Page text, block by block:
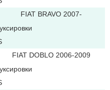
FIAT BRAVO 2007-
FIAT DOBLO 2006-2009